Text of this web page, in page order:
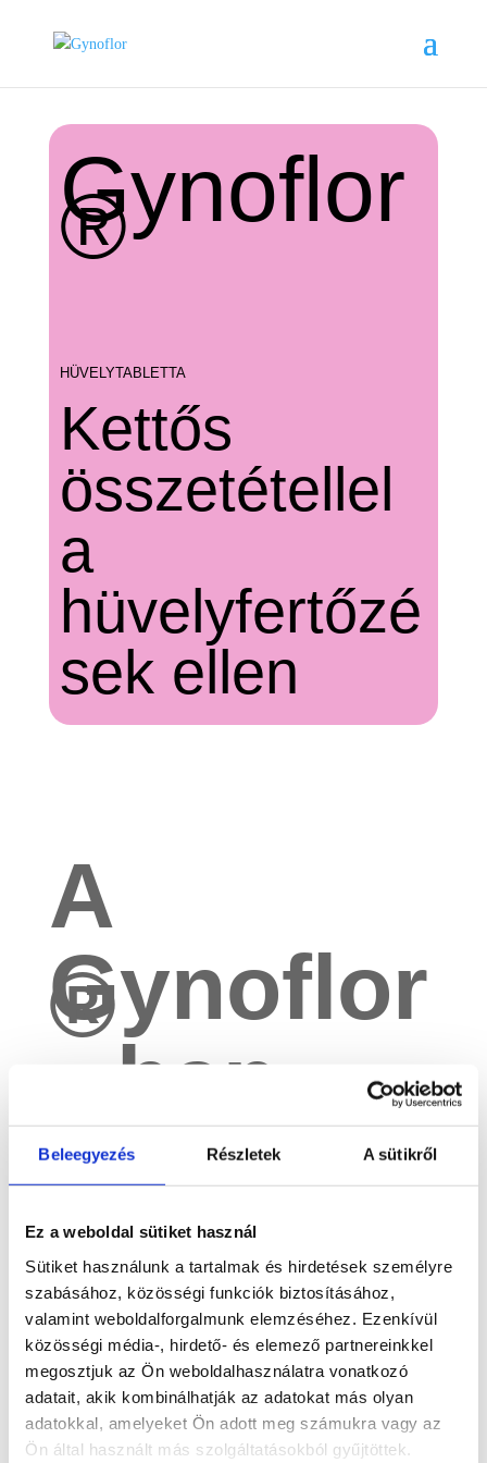
Beleegyezés Részletek A sütikről
Ez a weboldal sütiket használ
Sütiket használunk a tartalmak és hirdetések személyre
szabásához, közösségi funkciók biztosításához,
valamint weboldalforgalmunk elemzéséhez. Ezenkívül
közösségi média-, hirdető- és elemező partnereinkkel
megosztjuk az Ön weboldalhasználatra vonatkozó
adatait, akik kombinálhatják az adatokat más olyan
adatokkal, amelyeket Ön adott meg számukra vagy az
Ön által használt más szolgáltatásokból gyűjtöttek.
Gynoflor
®
HÜVELYTABLETTA
Kettős
összetétellel
a
hüvelyfertőzé
sek ellen
A
Gynoflor
®
ban
található
két
hatóany